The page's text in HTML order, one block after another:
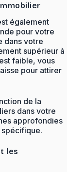
également
pour votre
dans votre
supérieur à
faible, vous
pour attirer
de la
dans votre
approfondies
les